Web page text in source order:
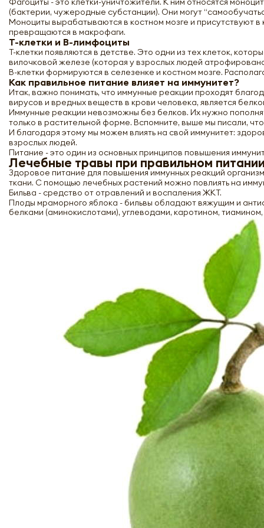
(бактерии, чужеродные субстанции). Они могут
Моноциты вырабатываются в костном мозге и присутствуют в
превращаются в макрофаги.
Т-клетки и В-лимфоциты
Т-клетки появляются в детстве. Это одни из тех клеток,
вилочковой железе (которая у взрослых людей
В-клетки формируются в селезенке и костном мозге.
Как правильное питание влияет на иммунитет?
Итак, важно понимать, что иммунные реакции проходят
вирусов и вредных веществ в крови человека, является
Иммунные реакции невозможны без белков. Их нужно
только в растительной форме. Вспомните, выше мы писали,
И благодаря этому мы можем влиять на свой иммунитет:
взрослых людей.
Питание - это один из основных принципов повышения
Лечебные травы при правильном
Здоровое питание для повышения иммунных реакций
ткани. С помощью лечебных растений можно повлиять на
Бильва - средство от отравлений и воспаления ЖКТ.
Плоды мраморного яблока - бильвы обладают вяжущим и
белками (аминокислотами), углеводами, каротином,